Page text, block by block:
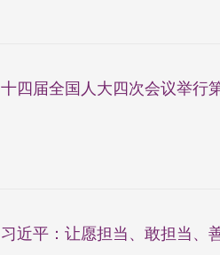
十四届全国人大四次会议举行
习近平：让愿担当、敢担当、